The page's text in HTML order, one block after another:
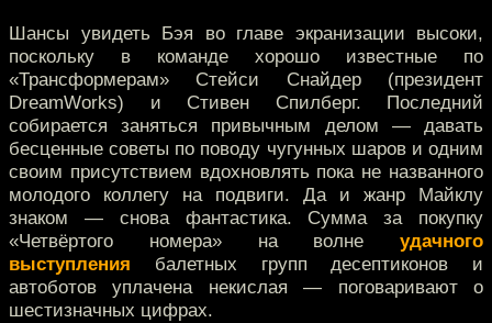
Шансы увидеть Бэя во главе экранизации высоки,
поскольку в команде хорошо известные по
«Трансформерам» Стейси Снайдер (президент
DreamWorks) и Стивен Спилберг. Последний
собирается заняться привычным делом — давать
бесценные советы по поводу чугунных шаров и одним
своим присутствием вдохновлять пока не названного
молодого коллегу на подвиги. Да и жанр Майклу
знаком — снова фантастика. Сумма за покупку
«Четвёртого номера» на волне удачного
выступления балетных групп десептиконов и
автоботов уплачена некислая — поговаривают о
шестизначных цифрах.